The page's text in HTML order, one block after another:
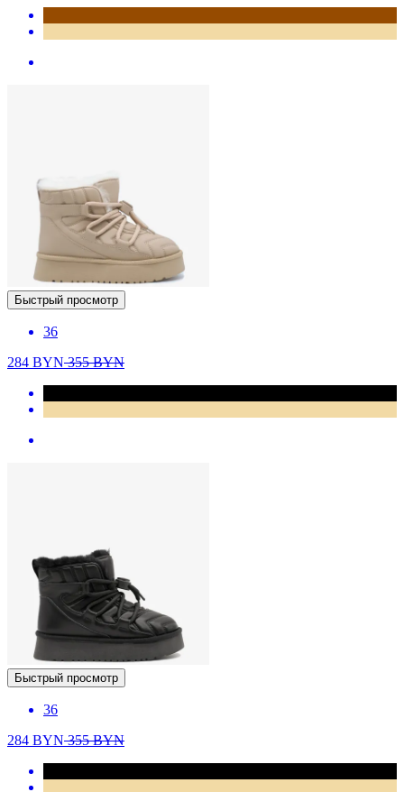
Быстрый просмотр
36
284 BYN355BYN
Быстрый просмотр
36
284 BYN355BYN